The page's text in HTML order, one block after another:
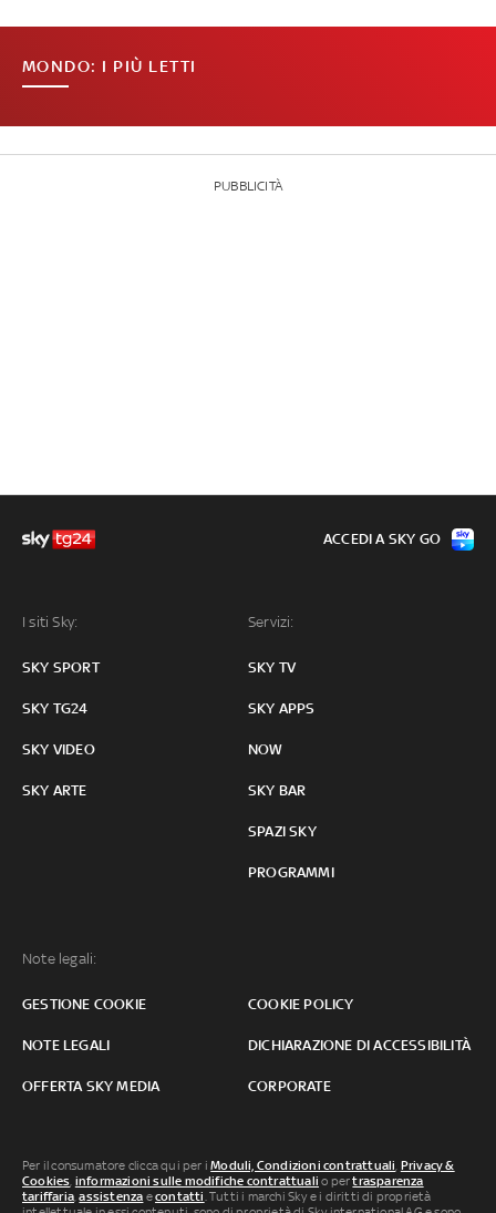
MONDO: I PIÙ LETTI
PUBBLICITÀ
I siti Sky:
SKY SPORT
SKY TG24
SKY VIDEO
SKY ARTE
Servizi:
SKY TV
SKY APPS
NOW
SKY BAR
SPAZI SKY
PROGRAMMI
Note legali:
GESTIONE COOKIE COOKIE POLICY
NOTE LEGALI DICHIARAZIONE DI ACCESSIBILITÀ
OFFERTA SKY MEDIA CORPORATE
ACCEDI A SKY GO
Per il consumatore clicca qui per iModuli, Condizioni contrattuali, Privacy &
Cookies, informazioni sulle modifiche contrattuali o pertrasparenza
tariffaria,assistenza econtatti. Tutti i marchi Sky e i diritti di proprietà